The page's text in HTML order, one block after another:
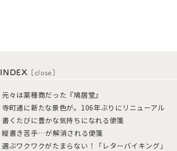
INDEX [ close ]
元々は薬種商だった『鳩居堂』
寺町通に新たな景色が。106年ぶりにリニューアル
書くたびに豊かな気持ちになれる便箋
縦書き苦手…が解消される便箋
選ぶワクワクがたまらない！「レターバイキング」